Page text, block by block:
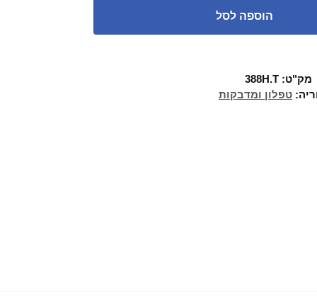
הוספה לסל
מק"ט:388H.T
טפלון ומדבקות